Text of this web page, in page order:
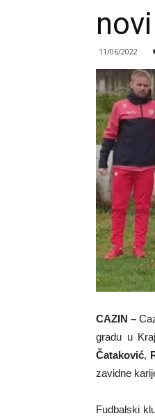
11/06/2022
CAZIN –
gradu u
Čataković,
zavidne
Fudbalski